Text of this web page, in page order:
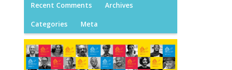
Recent Comments Archives
Categories Meta